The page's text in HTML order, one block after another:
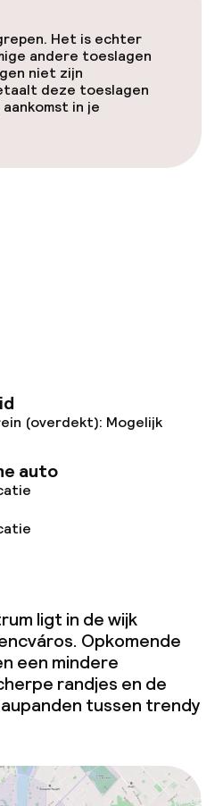
Het is echter
andere toeslagen
niet zijn
deze toeslagen
in je
(overdekt): Mogelijk
auto
ligt in de wijk
Opkomende
een mindere
randjes en de
tussen trendy